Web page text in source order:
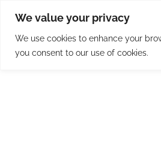
We value your privacy
We use cookies to enhance your
you consent to our use of cookies.
content